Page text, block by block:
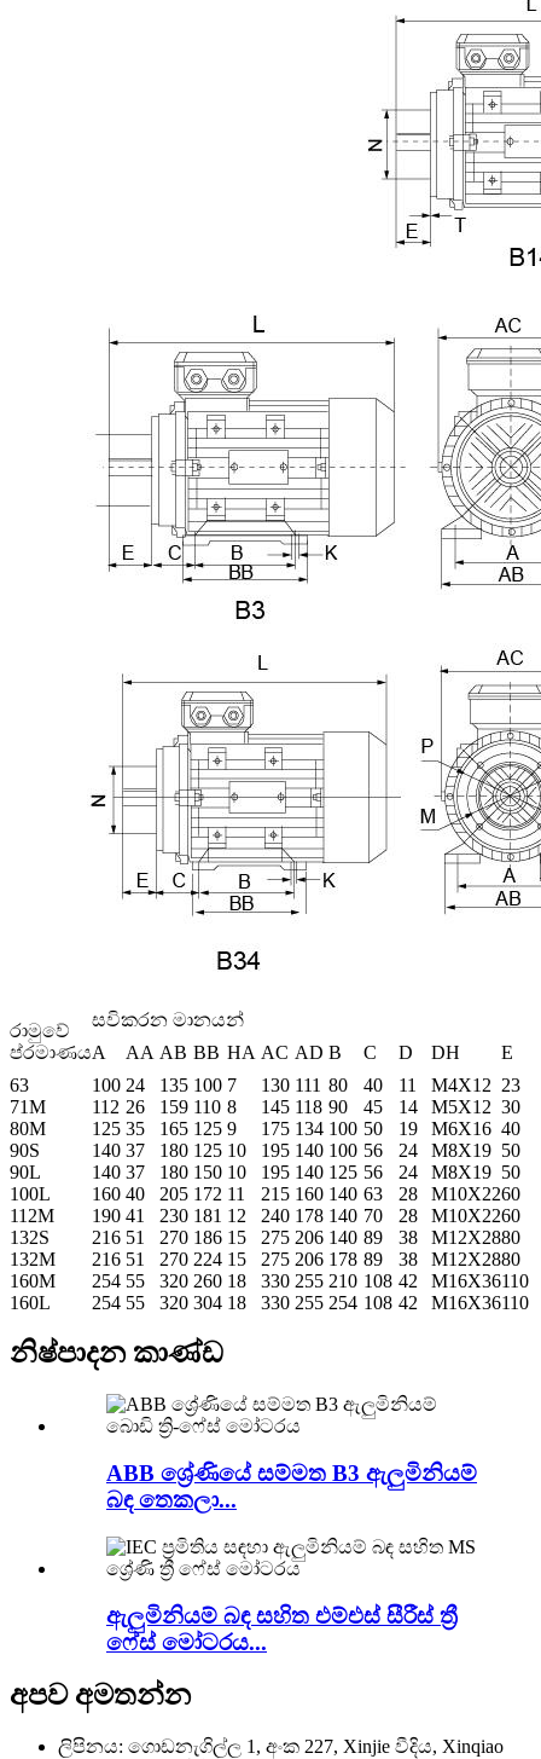
රාමුවේ
ප්රමාණය
සවිකරන මානයන්
A
AA AB BB HA AC AD B C D DH
E
63
100 24 135 100 7 130 111 80 40 11 M4X12 23
71M
112 26 159 110 8 145 118 90 45 14 M5X12 30
80M
125 35 165 125 9 175 134 100 50 19 M6X16 40
90S
140 37 180 125 10 195 140 100 56 24 M8X19 50
90L
140 37 180 150 10 195 140 125 56 24 M8X19 50
100L
160 40 205 172 11 215 160 140 63 28 M10X2260
112M
190 41 230 181 12 240 178 140 70 28 M10X2260
132S
216 51 270 186 15 275 206 140 89 38 M12X2880
132M
216 51 270 224 15 275 206 178 89 38 M12X2880
160M
254 55 320 260 18 330 255 210 108 42 M16X36110
160L
254 55 320 304 18 330 255 254 108 42 M16X36110
නිෂ්පාදන කාණ්ඩ
ABB ශ්‍රේණියේ සම්මත B3 ඇලුමිනියම්
බඳ තෙකලා...
ඇලුමිනියම් බඳ සහිත එම්එස් සීරීස් ත්‍රී
ෆේස් මෝටරය...
අපව අමතන්න
ලිපිනය: ගොඩනැගිල්ල 1, අංක 227, Xinjie වීදිය, Xinqiao